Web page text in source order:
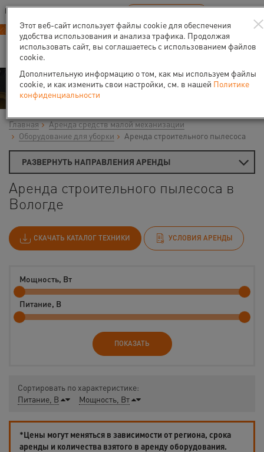
Ваш город:Вологда
В Вашем регионе нет наших офисов
Новый прайс-лист с 01.02.2025
RU EN
Аренда
Главная
Аренда средств малой механизации
Оборудование для уборки
Аренда строительного пылесоса
РАЗВЕРНУТЬ НАПРАВЛЕНИЯ АРЕНДЫ
Аренда строительного пылесоса в
Вологде
СКАЧАТЬ КАТАЛОГ ТЕХНИКИ УСЛОВИЯ АРЕНДЫ
Мощность, Вт
Питание, В
ПОКАЗАТЬ
Сортировать по характеристике:
Питание, В
Мощность, Вт
*Цены могут меняться в зависимости от региона, срока
аренды и количества взятого в аренду оборудования.
Этот веб-сайт использует файлы cookie для обеспечения
удобства использования и анализа трафика. Продолжая
использовать сайт, вы соглашаетесь с использованием файлов
cookie.
Дополнительную информацию о том, как мы используем файлы
cookie, и как изменить свои настройки, см. в нашей Политике
конфиденциальности